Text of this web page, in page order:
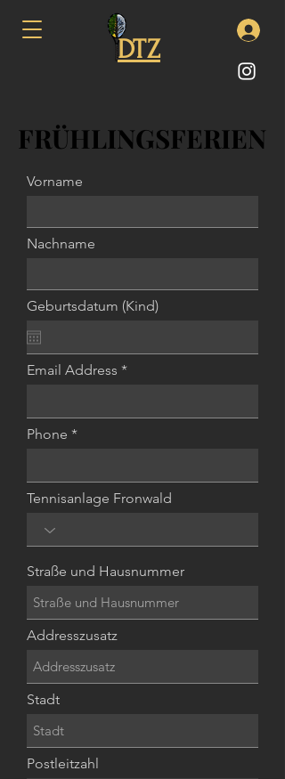
DTZ
FRÜHLINGSFERIEN
FRÜHLINGSFERIEN
Vorname
Nachname
Geburtsdatum (Kind)
Email Address
Phone
Tennisanlage Fronwald
Straße und Hausnummer
Addresszusatz
Stadt
Postleitzahl